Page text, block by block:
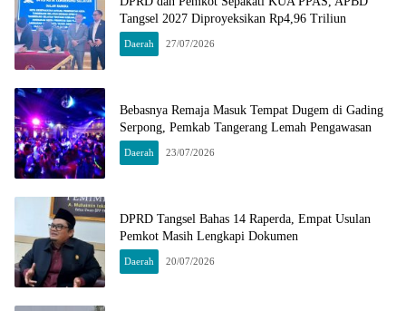
Tangsel 2027 Diproyeksikan Rp4,96 Triliun
Daerah 27/07/2026
Bebasnya Remaja Masuk Tempat Dugem di Gading
Serpong, Pemkab Tangerang Lemah Pengawasan
Daerah 23/07/2026
DPRD Tangsel Bahas 14 Raperda, Empat Usulan
Pemkot Masih Lengkapi Dokumen
Daerah 20/07/2026